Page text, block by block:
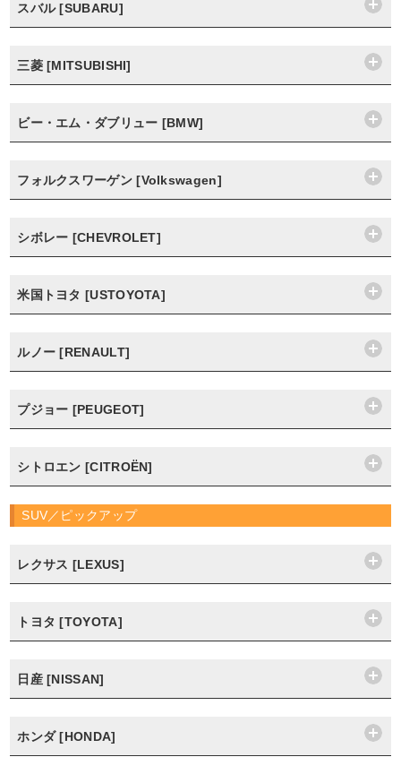
スバル [SUBARU]
三菱 [MITSUBISHI]
ビー・エム・ダブリュー [BMW]
フォルクスワーゲン [Volkswagen]
シボレー [CHEVROLET]
米国トヨタ [USTOYOTA]
ルノー [RENAULT]
プジョー [PEUGEOT]
シトロエン [CITROËN]
SUV／ピックアップ
レクサス [LEXUS]
トヨタ [TOYOTA]
日産 [NISSAN]
ホンダ [HONDA]